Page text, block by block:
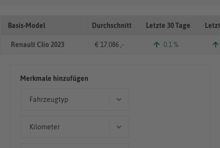
Basis-Model Durchschnitt Letzte 30 Tage
Renault Clio 2023 € 17.086 ,- 0.1 %
Merkmale hinzufügen
Fahrzeugtyp
Kilometer